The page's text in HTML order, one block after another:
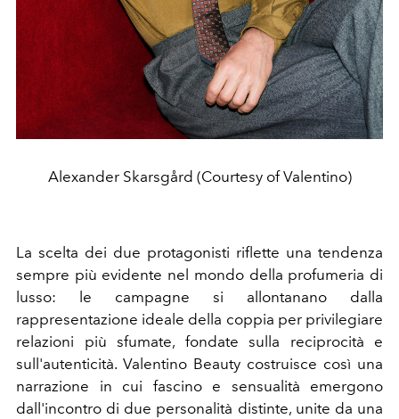
Alexander Skarsgård (Courtesy of Valentino)
La scelta dei due protagonisti riflette una tendenza
sempre più evidente nel mondo della profumeria di
lusso: le campagne si allontanano dalla
rappresentazione ideale della coppia per privilegiare
relazioni più sfumate, fondate sulla reciprocità e
sull'autenticità. Valentino Beauty costruisce così una
narrazione in cui fascino e sensualità emergono
dall'incontro di due personalità distinte, unite da una